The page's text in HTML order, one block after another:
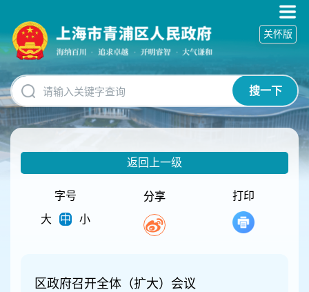
碍
操
明
跳
转
到
网
搜一下
关怀版
返回上一级
字号
大
中 小
分享 打印
区政府召开全体（扩大）会议